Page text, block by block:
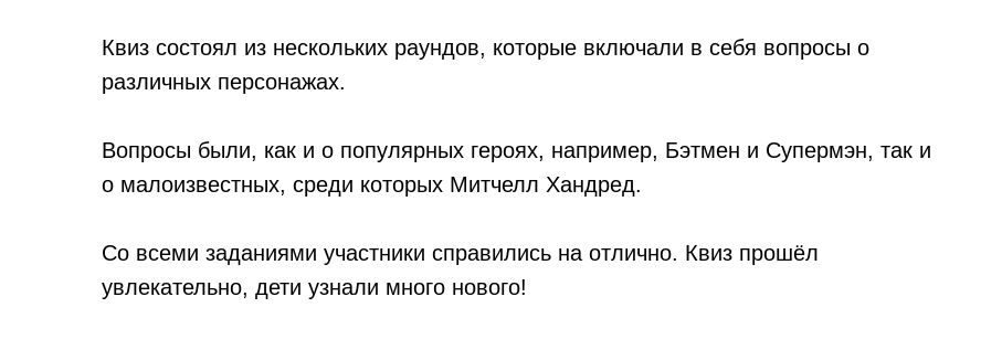
Квиз состоял из нескольких раундов, которые включали в себя вопросы о
различных персонажах.
Вопросы были, как и о популярных героях, например, Бэтмен и Супермэн, так и
о малоизвестных, среди которых Митчелл Хандред.
Со всеми заданиями участники справились на отлично. Квиз прошёл
увлекательно, дети узнали много нового!